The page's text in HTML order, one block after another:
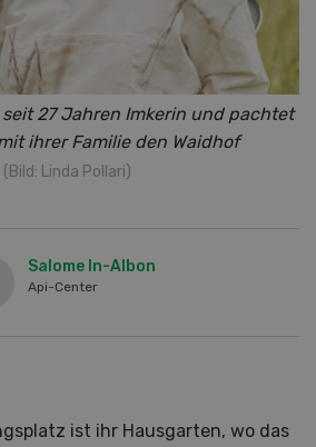
seit 27 Jahren Imkerin und pachtet
ihrer Familie den Waidhof
(Bild: Linda Pollari)
Salome In-Albon
Api-Center
ist ihr Hausgarten, wo das